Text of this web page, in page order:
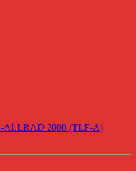
ALLRAD 2000 (TLF-A)